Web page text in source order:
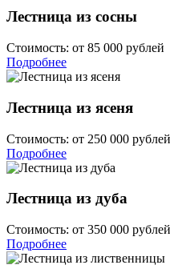
Лестница из сосны
Стоимость: от 85 000 рублей
Подробнее
Лестница из ясеня
Стоимость: от 250 000 рублей
Подробнее
Лестница из дуба
Стоимость: от 350 000 рублей
Подробнее